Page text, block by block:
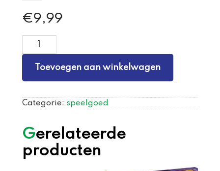
€9,99
maak
je
eigen
roos
aantal
Toevoegen aan winkelwagen
Categorie: speelgoed
Gerelateerde
producten